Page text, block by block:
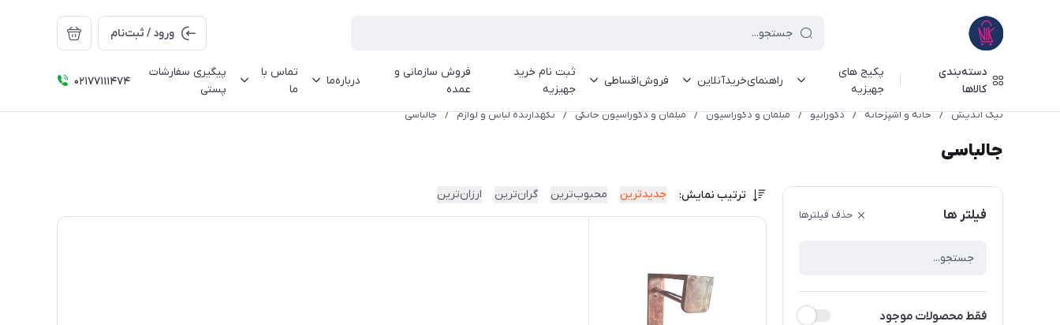
ورود / ثبت‌نام
دسته‌بندی
کالاها
پکیج های
جهیزیه
راهنمای‌خرید‌آنلاین فروش‌اقساطی
ثبت نام خرید
جهیزیه
فروش سازمانی و
عمده
درباره‌ما
تماس با
ما
پیگیری سفارشات
پستی
02177111474
نیک اندیش / خانه و آشپزخانه / دکوراتیو / مبلمان و دکوراسیون / مبلمان و دکوراسیون خانگی / نگهدارنده لباس و لوازم / جالباسی
جالباسی
فیلتر ها حذف فیلترها
فقط محصولات موجود
ترتیب نمایش: جدیدترین محبوب‌ترین گران‌ترین ارزان‌ترین